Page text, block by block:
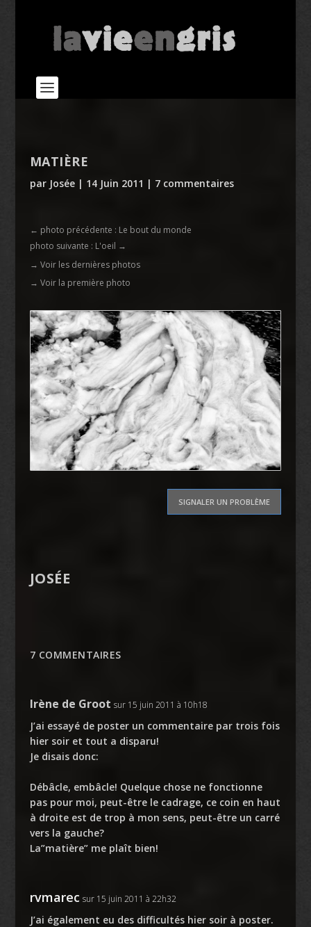
MATIÈRE
par Josée| 14 Juin 2011 | 7 commentaires
← photo précédente : Le bout du monde
photo suivante : L'oeil →
→ Voir les dernières photos
→ Voir la première photo
SIGNALER UN PROBLÈME
JOSÉE
7 COMMENTAIRES
Irène de Groot sur 15 juin 2011 à 10h18
J’ai essayé de poster un commentaire par trois fois
hier soir et tout a disparu!
Je disais donc:
Débâcle, embâcle! Quelque chose ne fonctionne
pas pour moi, peut-être le cadrage, ce coin en haut
à droite est de trop à mon sens, peut-être un carré
vers la gauche?
La”matière” me plaît bien!
rvmarec sur 15 juin 2011 à 22h32
J’ai également eu des difficultés hier soir à poster.